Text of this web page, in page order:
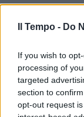
Il Tempo - Do
If you wish to
processing of
targeted
section to
opt-out request
In evidenza